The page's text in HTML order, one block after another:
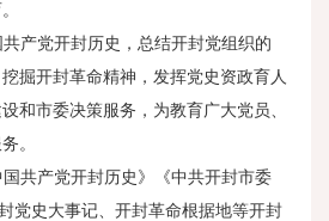
共产党开封历史，总结开封党组织的
掘开封革命精神，发挥党史资政育人
和市委决策服务，为教育广大党员、
。
国共产党开封历史》《中共开封市委
党史大事记、开封革命根据地等开封